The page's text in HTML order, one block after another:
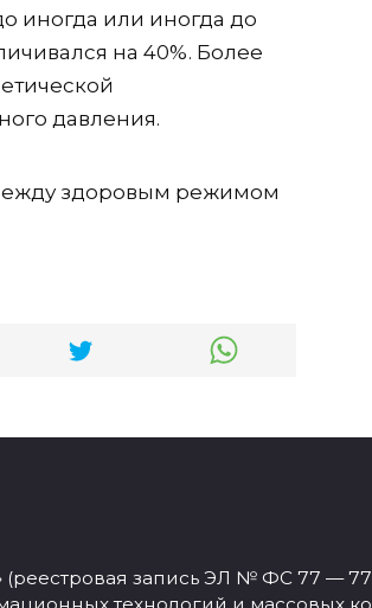
иногда или иногда до
на 40%. Более
давления.
здоровым режимом
запись ЭЛ № ФС 77 —